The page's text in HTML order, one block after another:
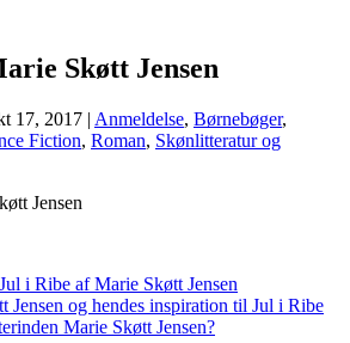
Skøtt Jensen
17, 2017 | Anmeldelse, Børnebøger,
Fiction, Roman, Skønlitteratur og
i Ribe af Marie Skøtt Jensen
Jensen og hendes inspiration til Jul i Ribe
Marie Skøtt Jensen?